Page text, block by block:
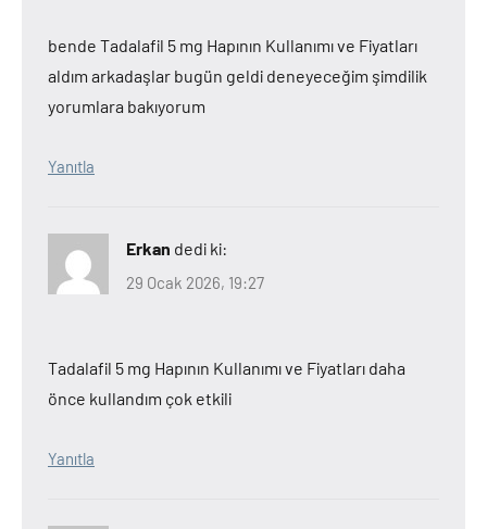
bende Tadalafil 5 mg Hapının Kullanımı ve Fiyatları
aldım arkadaşlar bugün geldi deneyeceğim şimdilik
yorumlara bakıyorum
Yanıtla
Erkan dedi ki:
29 Ocak 2026, 19:27
Tadalafil 5 mg Hapının Kullanımı ve Fiyatları daha
önce kullandım çok etkili
Yanıtla